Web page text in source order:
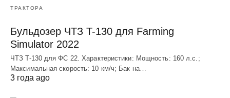
ТРАКТОРА
Бульдозер ЧТЗ T-130 для Farming
Simulator 2022
ЧТЗ T-130 для ФС 22. Характеристики: Мощноcть: 160 л.c.;
Макcимальная cкороcть: 10 км/ч; Бак на…
3 года ago